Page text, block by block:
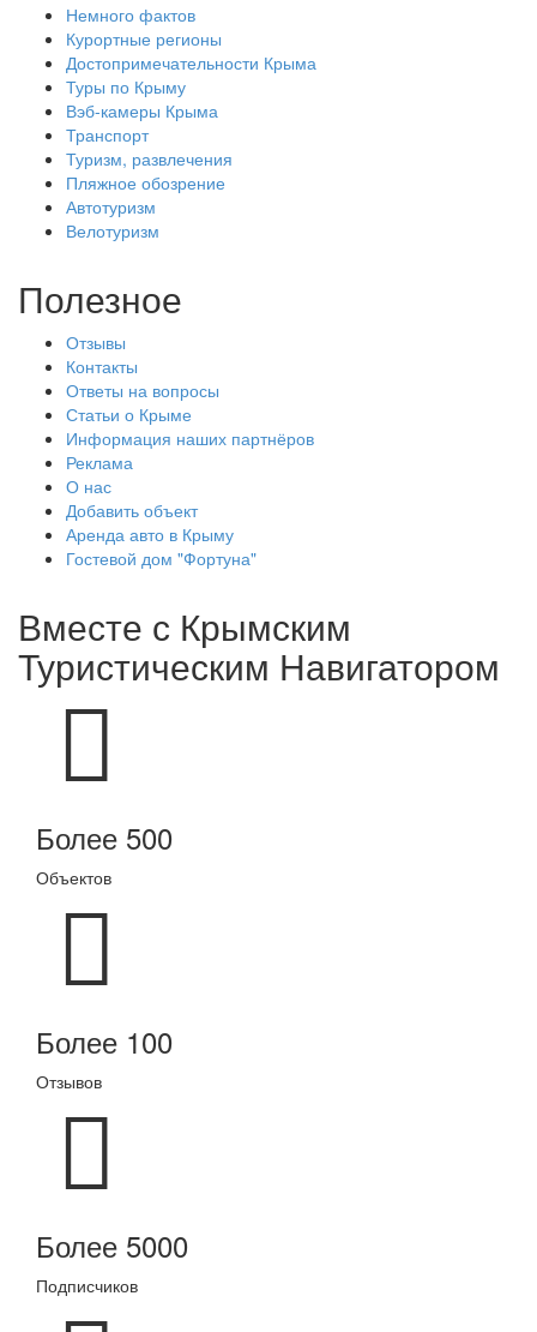
Немного фактов
Курортные регионы
Достопримечательности Крыма
Туры по Крыму
Вэб-камеры Крыма
Транспорт
Туризм, развлечения
Пляжное обозрение
Автотуризм
Велотуризм
Полезное
Отзывы
Контакты
Ответы на вопросы
Статьи о Крыме
Информация наших партнёров
Реклама
О нас
Добавить объект
Аренда авто в Крыму
Гостевой дом "Фортуна"
Вместе с Крымским
Туристическим Навигатором
Более 500
Объектов
Более 100
Отзывов
Более 5000
Подписчиков